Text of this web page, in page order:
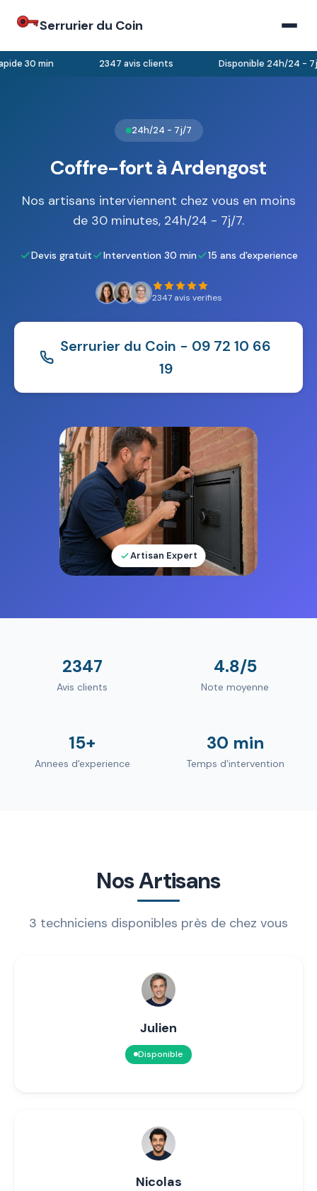
Serrurier du Coin
30 min 2347 avis clients Disponible 24h/24 -
24h/24 - 7j/7
Coffre-fort à Ardengost
Nos artisans interviennent chez vous en moins
de 30 minutes, 24h/24 - 7j/7.
Devis gratuit Intervention 30 min 15 ans d'experience
2347 avis verifies
Serrurier du Coin - 09 72 10 66
19
Artisan Expert
2347
Avis clients
4.8/5
Note moyenne
15+
Annees d'experience
30 min
Temps d'intervention
Nos Artisans
3 techniciens disponibles près de chez vous
Julien
Disponible
Nicolas